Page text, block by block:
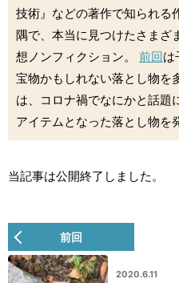
技術』などの著作で知られる
隅で、本当に見つけたさまざ
想ノンフィクション。 前回は
宝物かもしれない落とし物を
は、コロナ禍でなにかと話題
アイテムとなった落とし物を
当記事は公開終了しました。
前回
2020.6.11